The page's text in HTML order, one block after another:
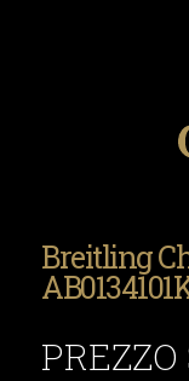
Breitling